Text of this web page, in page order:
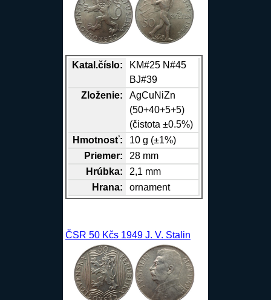
Katal.číslo:
KM#25 N#45
BJ#39
Zloženie:
AgCuNiZn
(50+40+5+5)
(čistota ±0.5%)
Hmotnosť:
10 g (±1%)
Priemer:
28 mm
Hrúbka:
2,1 mm
Hrana: ornament
ČSR 50 Kčs 1949 J. V. Stalin